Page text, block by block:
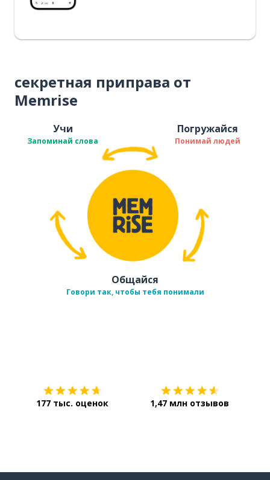
секретная приправа от
Memrise
Учи
Запоминай слова
Погружайся
Понимай людей
Общайся
Говори так, чтобы тебя понимали
177 тыс. оценок 1,47 млн отзывов